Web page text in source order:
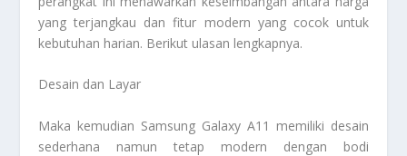
yang terjangkau dan fitur modern yang cocok untuk
kebutuhan harian. Berikut ulasan lengkapnya.
Desain dan Layar
Maka kemudian Samsung Galaxy A11 memiliki desain
sederhana namun tetap modern dengan bodi